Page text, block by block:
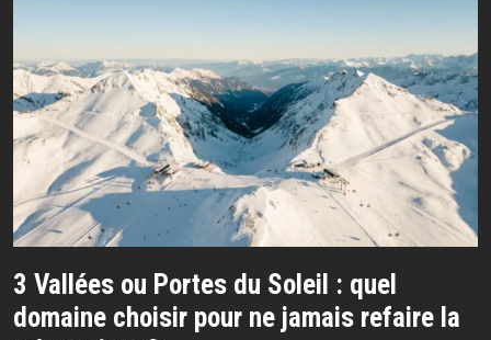
3 Vallées ou Portes du Soleil : quel
domaine choisir pour ne jamais refaire la